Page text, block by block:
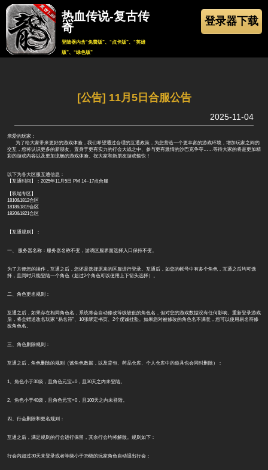
热血传说-复古传
奇
登陆器内含“免费版”、“点卡版”、“英雄
版”、“绿色版”
登录器下载
返回
[公告] 11月5日合服公告
2025-11-04
亲爱的玩家：
为了给大家带来更好的游戏体验，我们希望通过合理的互通政策，为您营造一个更丰富的游戏环境，增加玩家之间的
交互，您将认识更多的新朋友、置身于更有实力的行会大战之中、参与更有激情的沙巴克争夺……等待大家的将是更加精
彩的游戏内容以及更加流畅的游戏体验。祝大家和新朋友游戏愉快！
以下为各大区服互通信息：
【互通时间】：2025年11月5日 PM 14~17点合服
【双端专区】
1810&1812合区
1818&1819合区
1820&1821合区
【互通规则】：
一、 服务器名称：服务器名称不变，游戏区服界面选择入口保持不变。
为了方便您的操作，互通之后，您还是选择原来的区服进行登录。互通后，如您的帐号中有多个角色，互通之后均可选
择，且同时只能登陆一个角色（超过2个角色可以使用上下箭头选择）。
二、角色更名规则：
互通之后，如果存在相同角色名，系统将会自动修改等级较低的角色名，但对您的游戏数据没有任何影响。重新登录游戏
后，将会赠送改名玩家 “易名符”、10张绑定书页、2个虔诚挂坠。如果您对被修改的角色名不满意，您可以使用易名符修
改角色名。
三、角色删除规则：
互通之后，角色删除的规则（该角色数据，以及背包、药品仓库、个人仓库中的道具也会同时删除）：
1、角色小于30级，且角色元宝=0，且30天之内未登陆。
2、角色小于40级，且角色元宝=0，且100天之内未登陆。
四、行会删除和更名规则：
互通之后，满足规则的行会进行保留，其余行会均将解散。规则如下：
行会内超过30天未登录或者等级小于35级的玩家角色自动退出行会；